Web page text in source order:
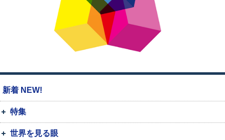
新着 NEW!
特集
世界を見る眼